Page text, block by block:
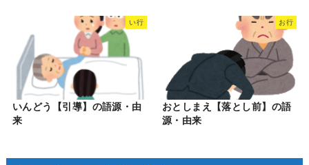
い行
いんどう【引導】の語源・由
来
お行
おとしまえ【落とし前】の語
源・由来